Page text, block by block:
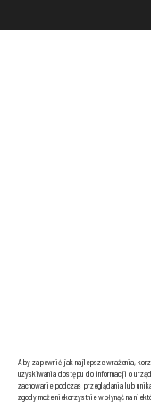
Aby zapewnić jak najlepsze wrażenia,
uzyskiwania dostępu do informacji o
zachowanie podczas przeglądania lub
zgody może niekorzystnie wpłynąć na